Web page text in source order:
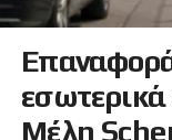
Μέλη